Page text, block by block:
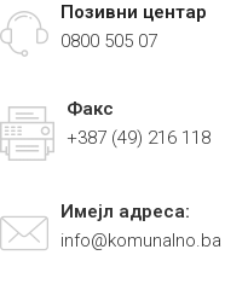
Позивни центар
0800 505 07
Факс
+387 (49) 216 118
Имејл адреса:
info@komunalno.ba